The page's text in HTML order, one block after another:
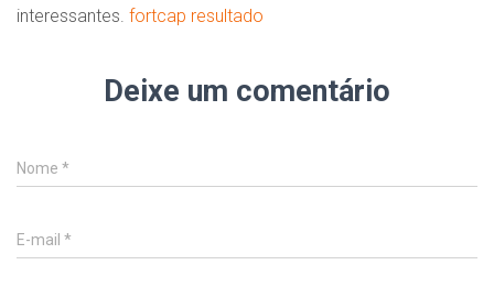
interessantes. fortcap resultado
Deixe um comentário
Nome *
E-mail *